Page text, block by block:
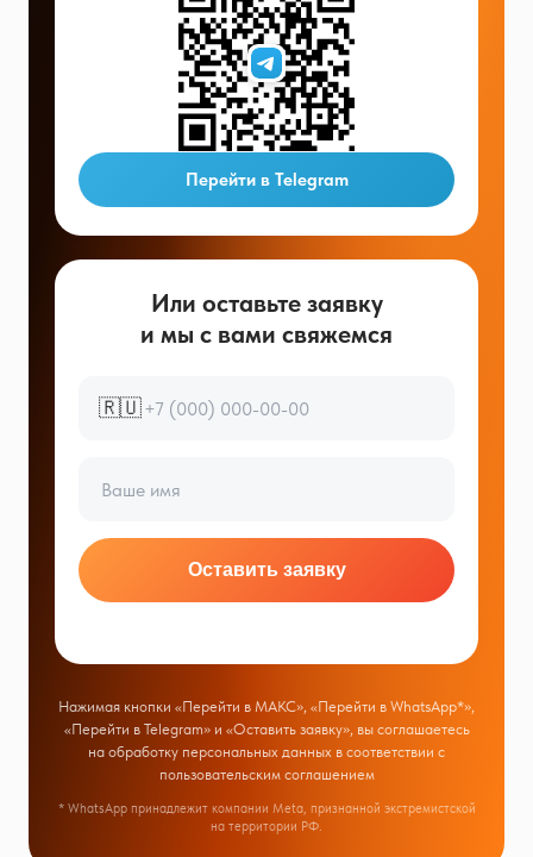
Перейти в Telegram
Или оставьте заявку
и мы с вами свяжемся
🇷🇺
Оставить заявку
Нажимая кнопки «Перейти в МАКС», «Перейти в WhatsApp*»,
«Перейти в Telegram» и «Оставить заявку», вы соглашаетесь
на обработку персональных данных в соответствии с
пользовательским соглашением
* WhatsApp принадлежит компании Meta, признанной экстремистской
на территории РФ.